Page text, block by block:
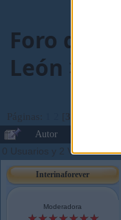
Foro de
León >
Páginas: 3
Autor
0 Usuarios y 2 Visitantes
Interinaforever
Moderadora